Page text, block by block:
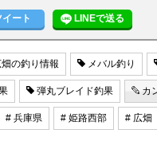
イート LINEで送る
の釣り情報 メバル釣り
弾丸ブレイド釣果 カ
# 兵庫県 # 姫路西部 # 広畑